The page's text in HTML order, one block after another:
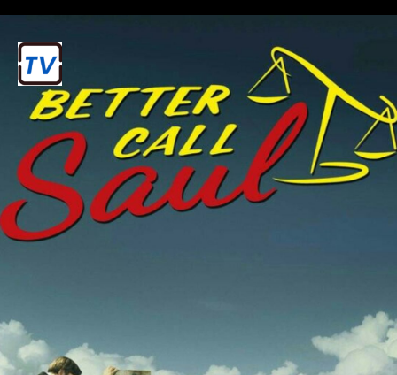
डेरी गर्ल्स (Derry Girls)
यह हल्का-फुल्का कॉमेडी-ड्रामा नॉर्दर्न आयरलैंड
के युवाओं की मजेदार कहानियों को दिखाता है।